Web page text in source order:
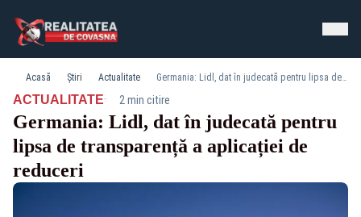
Acasă Știri Actualitate Germania: Lidl, dat în judecată pentru lipsa de transparență a aplicației de reduceri
ACTUALITATE· 2 min citire
Germania: Lidl, dat în judecată pentru
lipsa de transparență a aplicației de
reduceri